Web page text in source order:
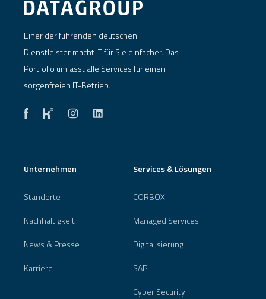
Einer der führenden deutschen IT
Dienstleister macht IT für Sie einfacher. Das
Portfolio umfasst alle Services für einen
sorgenfreien IT-Betrieb.
Unternehmen
Standorte
Nachhaltigkeit
News & Presse
Karriere
Services & Lösungen
CORBOX
Managed Services
Digitalisierung
SAP
Cyber Security